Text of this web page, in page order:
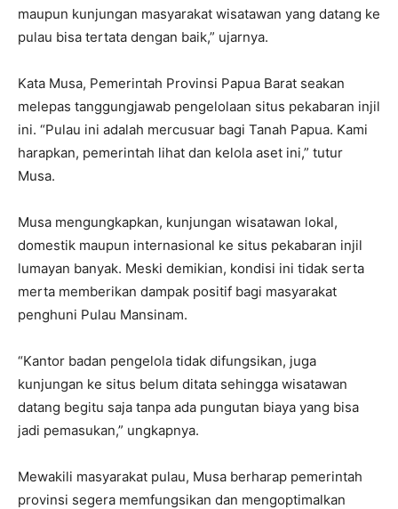
maupun kunjungan masyarakat wisatawan yang datang ke
pulau bisa tertata dengan baik,” ujarnya.
Kata Musa, Pemerintah Provinsi Papua Barat seakan
melepas tanggungjawab pengelolaan situs pekabaran injil
ini. “Pulau ini adalah mercusuar bagi Tanah Papua. Kami
harapkan, pemerintah lihat dan kelola aset ini,” tutur
Musa.
Musa mengungkapkan, kunjungan wisatawan lokal,
domestik maupun internasional ke situs pekabaran injil
lumayan banyak. Meski demikian, kondisi ini tidak serta
merta memberikan dampak positif bagi masyarakat
penghuni Pulau Mansinam.
“Kantor badan pengelola tidak difungsikan, juga
kunjungan ke situs belum ditata sehingga wisatawan
datang begitu saja tanpa ada pungutan biaya yang bisa
jadi pemasukan,” ungkapnya.
Mewakili masyarakat pulau, Musa berharap pemerintah
provinsi segera memfungsikan dan mengoptimalkan